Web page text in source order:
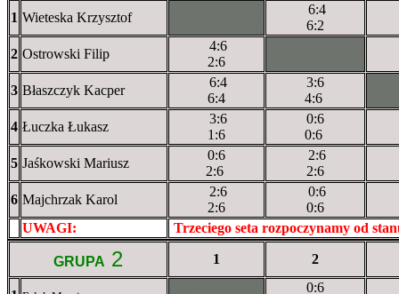
1 Wieteska Krzysztof
6:4
6:2
2 Ostrowski Filip
4:6
2:6
3 Błaszczyk Kacper
6:4
6:4
3:6
4:6
4 Łuczka Łukasz
3:6
1:6
0:6
0:6
5 Jaśkowski Mariusz
0:6
2:6
2:6
2:6
6 Majchrzak Karol
2:6
2:6
0:6
0:6
UWAGI:
Trzeciego seta rozpoczynamy od
GRUPA 2 1 2
0:6